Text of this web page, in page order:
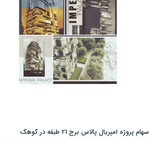
سهام پروژه امپریال پالاس برج 21 طبقه در کوهک